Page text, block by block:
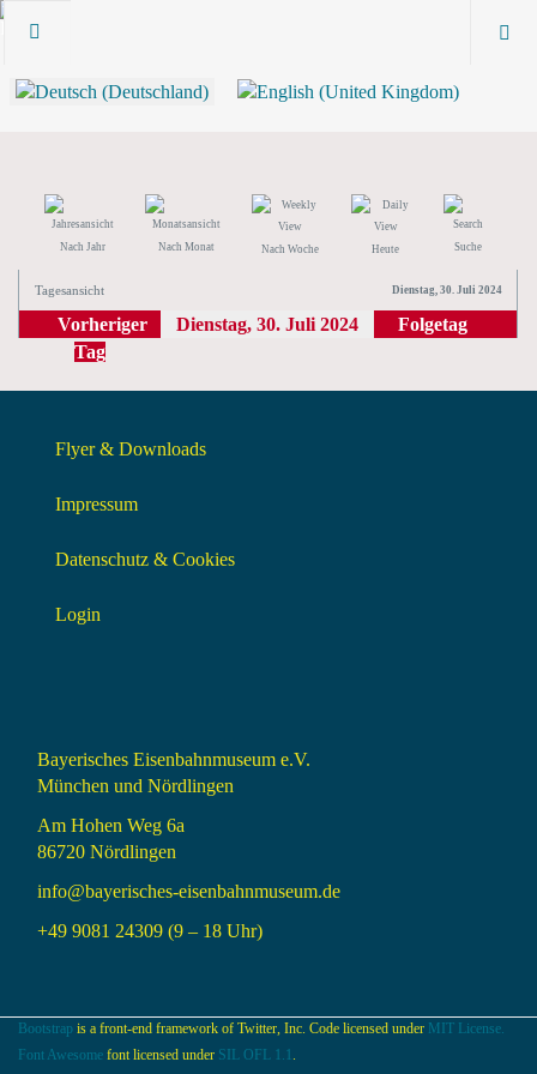
Nach Jahr Nach Monat Nach Woche Heute Suche
Tagesansicht Dienstag, 30. Juli 2024
Vorheriger
Tag
Dienstag, 30. Juli 2024 Folgetag
Flyer & Downloads
Impressum
Datenschutz & Cookies
Login
Bayerisches Eisenbahnmuseum e.V.
München und Nördlingen
Am Hohen Weg 6a
86720 Nördlingen
info@bayerisches-eisenbahnmuseum.de
+49 9081 24309 (9 – 18 Uhr)
Bootstrap is a front-end framework of Twitter, Inc. Code licensed under MIT License.
Font Awesome font licensed under SIL OFL 1.1 .